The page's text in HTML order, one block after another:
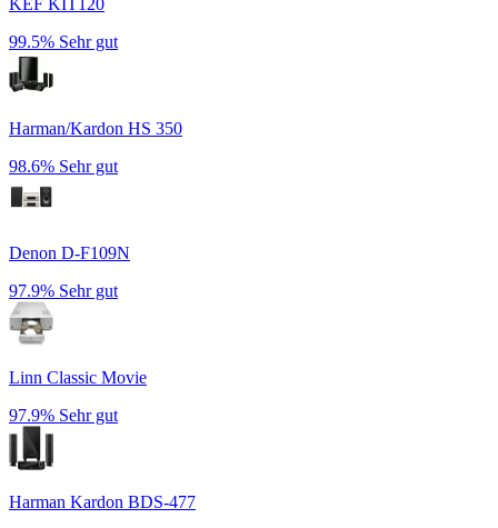
99.5% Sehr gut
Harman/Kardon HS 350
98.6% Sehr gut
Denon D-F109N
97.9% Sehr gut
Linn Classic Movie
97.9% Sehr gut
Harman Kardon BDS-477